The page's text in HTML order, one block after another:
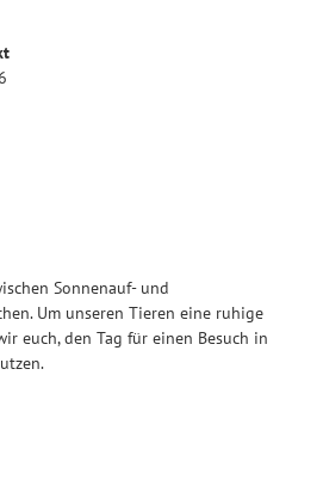
Sonnenauf- und
Um unseren Tieren eine ruhige
euch, den Tag für einen Besuch in